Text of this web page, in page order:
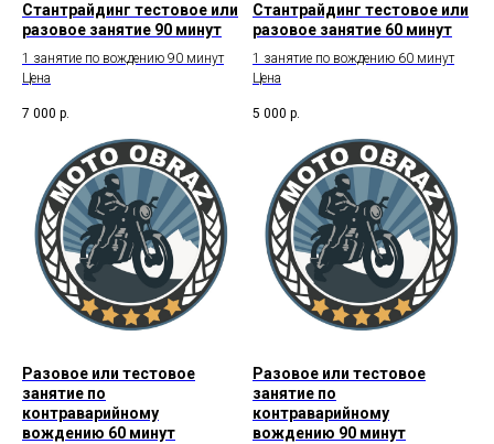
Стантрайдинг тестовое или
разовое занятие 90 минут
1 занятие по вождению 90 минут
Цена
7 000 р.
Стантрайдинг тестовое или
разовое занятие 60 минут
1 занятие по вождению 60 минут
Цена
5 000 р.
Разовое или тестовое
занятие по
контраварийному
вождению 60 минут
Разовое или тестовое
занятие по
контраварийному
вождению 90 минут